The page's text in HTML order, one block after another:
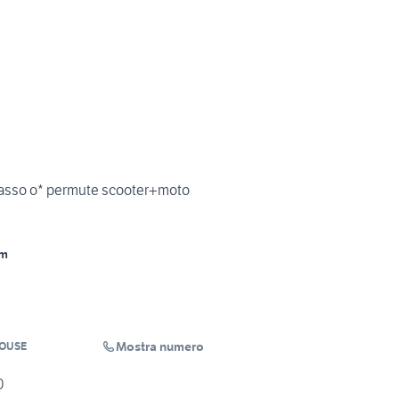
o* permute scooter+moto
Mostra numero